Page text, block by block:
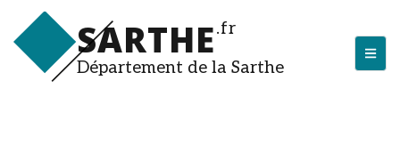
au
contenu
principal
SARTHE.fr
Département de la Sarthe